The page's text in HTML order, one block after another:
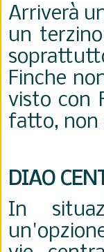
Arriverà
un
Finche
visto con
fatto, non
DIAO
In